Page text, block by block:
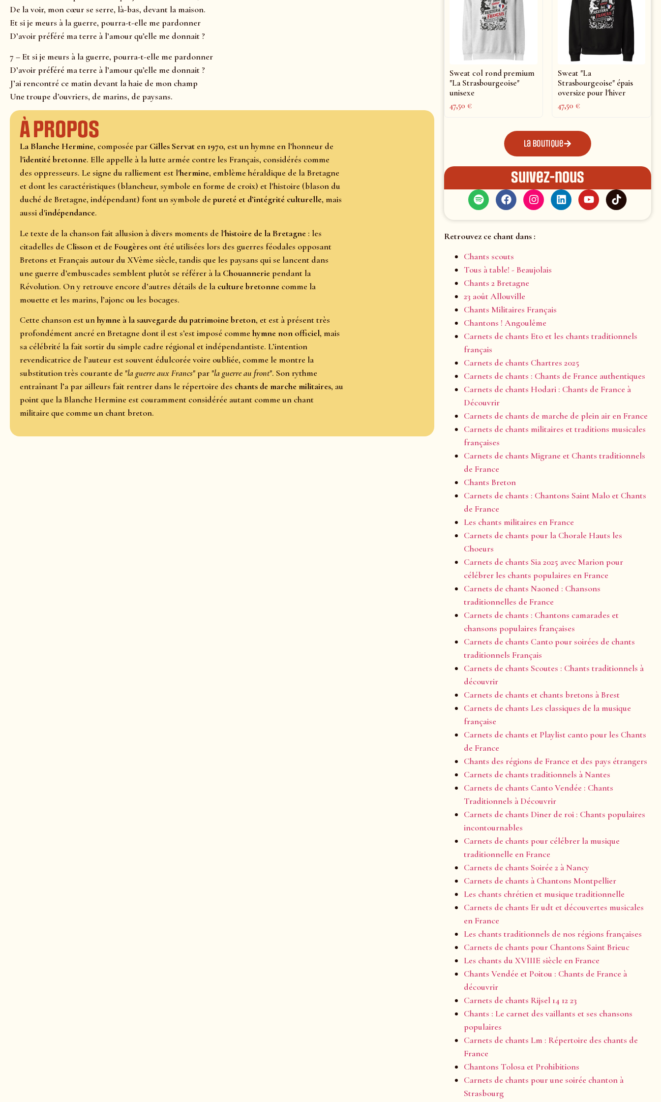
De la voir, mon cœur se serre, là-bas, devant la maison.
Et si je meurs à la guerre, pourra-t-elle me pardonner
D’avoir préféré ma terre à l’amour qu’elle me donnait ?
7 – Et si je meurs à la guerre, pourra-t-elle me pardonner
D’avoir préféré ma terre à l’amour qu’elle me donnait ?
J’ai rencontré ce matin devant la haie de mon champ
Une troupe d’ouvriers, de marins, de paysans.
À propos
La Blanche Hermine, composée par Gilles Servat en 1970, est un hymne en l’honneur de
l'identité bretonne. Elle appelle à la lutte armée contre les Français, considérés comme
des oppresseurs. Le signe du ralliement est l'hermine, emblème héraldique de la Bretagne
et dont les caractéristiques (blancheur, symbole en forme de croix) et l’histoire (blason du
duché de Bretagne, indépendant) font un symbole depureté et d’intégrité culturelle, mais
aussi d'indépendance.
Le texte de la chanson fait allusion à divers moments de l'histoire de la Bretagne : les
citadelles de Clisson et de Fougères ont été utilisées lors des guerres féodales opposant
Bretons et Français autour du XVème siècle, tandis que les paysans qui se lancent dans
une guerre d’embuscades semblent plutôt se référer à la Chouanneriependant la
Révolution. On y retrouve encore d’autres détails de la culture bretonne comme la
mouette et les marins, l’ajonc ou les bocages.
Cette chanson est unhymne à la sauvegarde du patrimoine breton, et est à présent très
profondément ancré en Bretagne dont il est s’est imposé comme hymne non officiel, mais
sa célébrité la fait sortir du simple cadre régional et indépendantiste. L’intention
revendicatrice de l’auteur est souvent édulcorée voire oubliée, comme le montre la
substitution très courante de "la guerre aux Francs" par "la guerre au front". Son rythme
entraînant l’a par ailleurs fait rentrer dans le répertoire des chants de marche militaires, au
point que la Blanche Hermine est couramment considérée autant comme un chant
militaire que comme un chant breton.
Sweat col rond premium
"La Strasbourgeoise"
unisexe
47,50€
Sweat "La
Strasbourgeoise" épais
oversize pour l'hiver
47,50€
La boutique
Suivez-nous
Retrouvez ce chant dans :
Chants scouts
Tous à table! - Beaujolais
Chants 2 Bretagne
23 août Allouville
Chants Militaires Français
Chantons ! Angoulême
Carnets de chants Eto et les chants traditionnels
français
Carnets de chants Chartres 2025
Carnets de chants : Chants de France authentiques
Carnets de chants Hodari : Chants de France à
Découvrir
Carnets de chants de marche de plein air en France
Carnets de chants militaires et traditions musicales
françaises
Carnets de chants Migrane et Chants traditionnels
de France
Chants Breton
Carnets de chants : Chantons Saint Malo et Chants
de France
Les chants militaires en France
Carnets de chants pour la Chorale Hauts les
Choeurs
Carnets de chants Sia 2025 avec Marion pour
célébrer les chants populaires en France
Carnets de chants Naoned : Chansons
traditionnelles de France
Carnets de chants : Chantons camarades et
chansons populaires françaises
Carnets de chants Canto pour soirées de chants
traditionnels Français
Carnets de chants Scoutes : Chants traditionnels à
découvrir
Carnets de chants et chants bretons à Brest
Carnets de chants Les classiques de la musique
française
Carnets de chants et Playlist canto pour les Chants
de France
Chants des régions de France et des pays étrangers
Carnets de chants traditionnels à Nantes
Carnets de chants Canto Vendée : Chants
Traditionnels à Découvrir
Carnets de chants Diner de roi : Chants populaires
incontournables
Carnets de chants pour célébrer la musique
traditionnelle en France
Carnets de chants Soirée 2 à Nancy
Carnets de chants à Chantons Montpellier
Les chants chrétien et musique traditionnelle
Carnets de chants Er udt et découvertes musicales
en France
Les chants traditionnels de nos régions françaises
Carnets de chants pour Chantons Saint Brieuc
Les chants du XVIIIE siècle en France
Chants Vendée et Poitou : Chants de France à
découvrir
Carnets de chants Rijsel 14 12 23
Chants : Le carnet des vaillants et ses chansons
populaires
Carnets de chants Lm : Répertoire des chants de
France
Chantons Tolosa et Prohibitions
Carnets de chants pour une soirée chanton à
Strasbourg